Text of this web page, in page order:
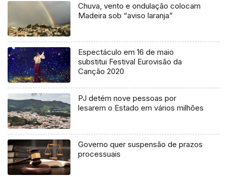
Chuva, vento e ondulação colocam
Madeira sob “aviso laranja”
Espectáculo em 16 de maio
substitui Festival Eurovisão da
Canção 2020
PJ detém nove pessoas por
lesarem o Estado em vários milhões
Governo quer suspensão de prazos
processuais